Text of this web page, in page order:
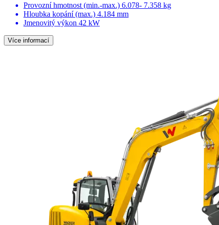
Provozní hmotnost (min.-max.) 6.078- 7.358 kg
Hloubka kopání (max.) 4.184 mm
Jmenovitý výkon 42 kW
Více informací